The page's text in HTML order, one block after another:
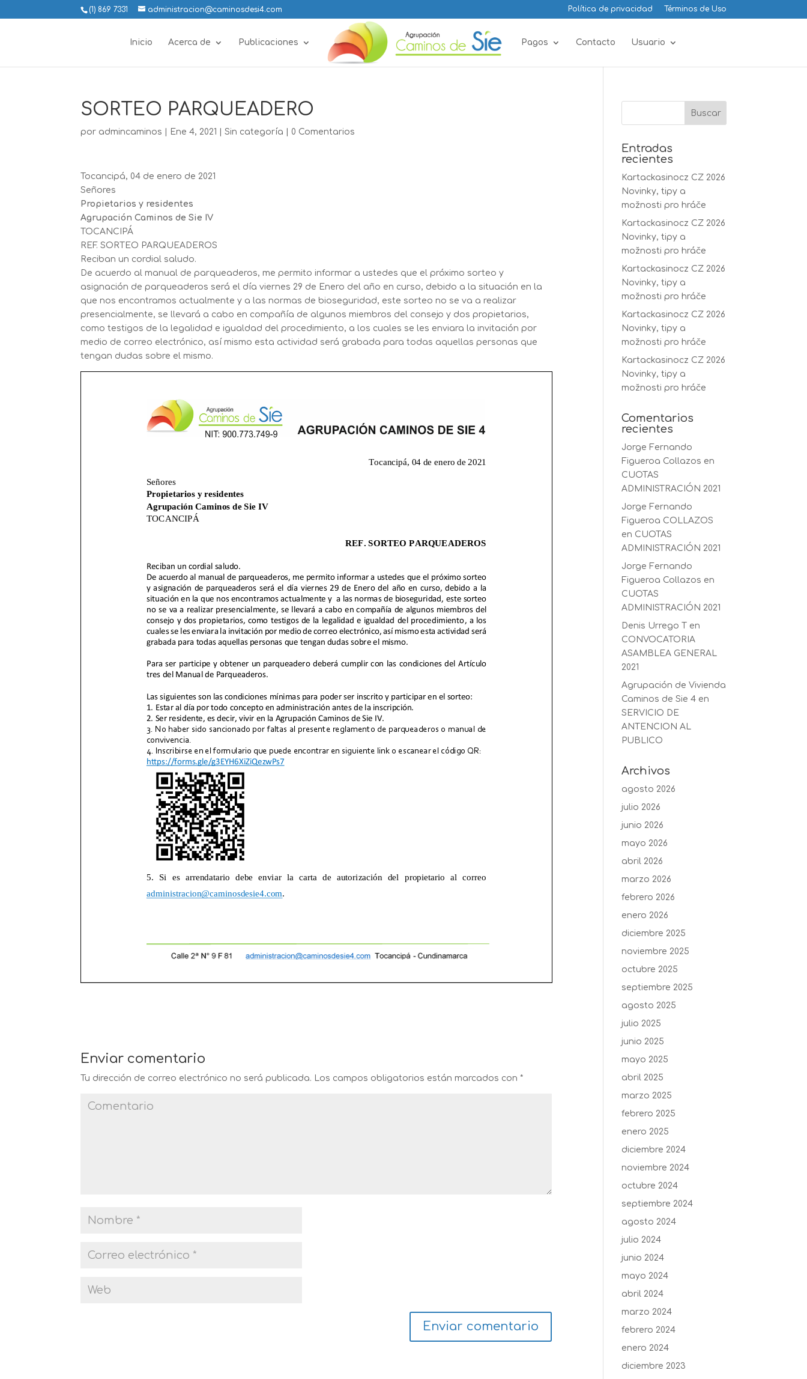
(1) 869 7331 administracion@caminosdesi4.com Política de privacidad Términos de Uso
Inicio Acerca de Publicaciones Pagos Contacto Usuario
SORTEO PARQUEADERO
por admincaminos Ene 4, 2021 |Sin categoría 0 Comentarios
Tocancipá, 04 de enero de 2021
Señores
Propietarios y residentes
Agrupación Caminos de Sie IV
TOCANCIPÁ
REF. SORTEO PARQUEADEROS
Reciban un cordial saludo.
De acuerdo al manual de parqueaderos, me permito informar a ustedes que el próximo sorteo y
asignación de parqueaderos será el día viernes 29 de Enero del año en curso, debido a la situación en la
que nos encontramos actualmente y a las normas de bioseguridad, este sorteo no se va a realizar
presencialmente, se llevará a cabo en compañía de algunos miembros del consejo y dos propietarios,
como testigos de la legalidad e igualdad del procedimiento, a los cuales se les enviara la invitación por
medio de correo electrónico, así mismo esta actividad será grabada para todas aquellas personas que
tengan dudas sobre el mismo.
Enviar comentario
Tu dirección de correo electrónico no será publicada. Los campos obligatorios están marcados con*
Entradas
recientes
Kartackasinocz CZ 2026
Novinky, tipy a
možnosti pro hráče
Kartackasinocz CZ 2026
Novinky, tipy a
možnosti pro hráče
Kartackasinocz CZ 2026
Novinky, tipy a
možnosti pro hráče
Kartackasinocz CZ 2026
Novinky, tipy a
možnosti pro hráče
Kartackasinocz CZ 2026
Novinky, tipy a
možnosti pro hráče
Comentarios
recientes
Jorge Fernando
Figueroa Collazos en
CUOTAS
ADMINISTRACIÓN 2021
Jorge Fernando
Figueroa COLLAZOS
en CUOTAS
ADMINISTRACIÓN 2021
Jorge Fernando
Figueroa Collazos en
CUOTAS
ADMINISTRACIÓN 2021
Denis Urrego T
en
CONVOCATORIA
ASAMBLEA GENERAL
2021
Agrupación de Vivienda
Caminos de Sie 4 en
SERVICIO DE
ANTENCION AL
PUBLICO
Archivos
agosto 2026
julio 2026
junio 2026
mayo 2026
abril 2026
marzo 2026
febrero 2026
enero 2026
diciembre 2025
noviembre 2025
octubre 2025
septiembre 2025
agosto 2025
julio 2025
junio 2025
mayo 2025
abril 2025
marzo 2025
febrero 2025
enero 2025
diciembre 2024
noviembre 2024
octubre 2024
septiembre 2024
agosto 2024
julio 2024
junio 2024
mayo 2024
abril 2024
marzo 2024
febrero 2024
enero 2024
diciembre 2023